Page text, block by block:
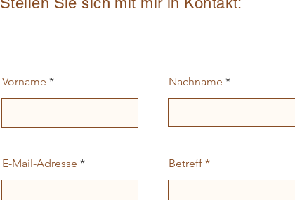
Vorname Nachname
E-Mail-Adresse Betreff